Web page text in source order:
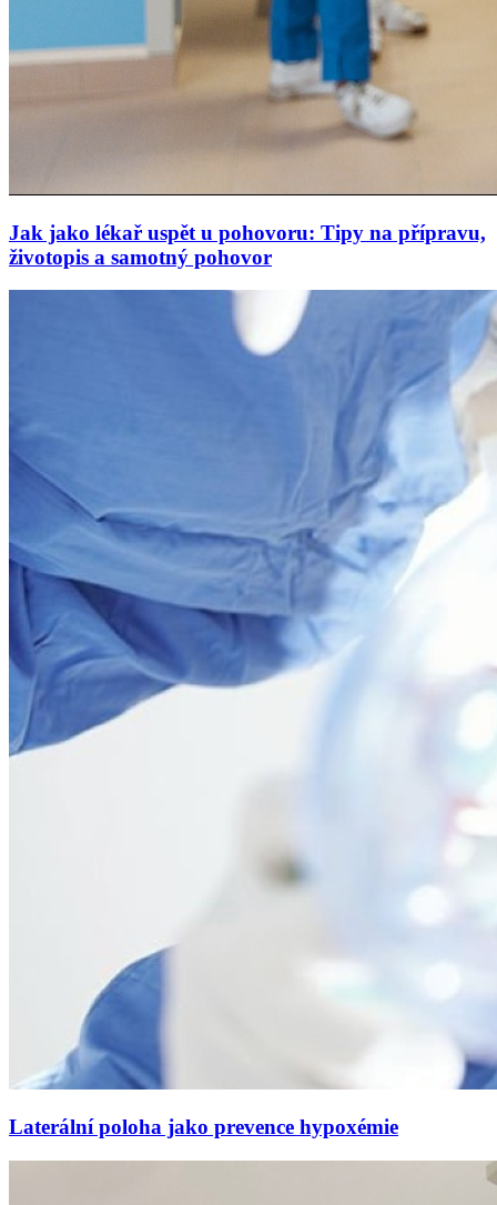
Jak jako lékař uspět u pohovoru: Tipy na přípravu,
životopis a samotný pohovor
Laterální poloha jako prevence hypoxémie